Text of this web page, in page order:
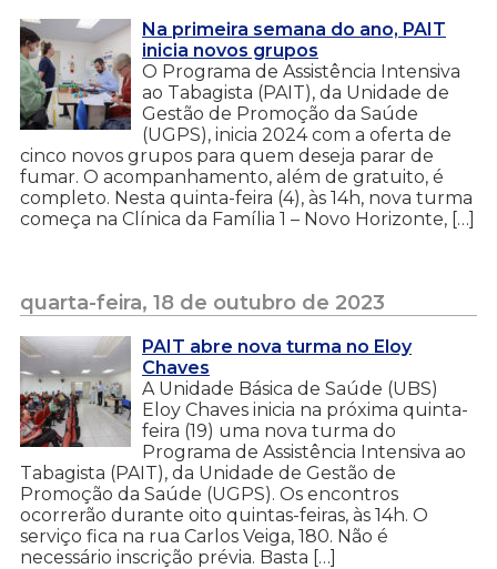
Na primeira semana do ano, PAIT
inicia novos grupos
O Programa de Assistência Intensiva
ao Tabagista (PAIT), da Unidade de
Gestão de Promoção da Saúde
(UGPS), inicia 2024 com a oferta de
cinco novos grupos para quem deseja parar de
fumar. O acompanhamento, além de gratuito, é
completo. Nesta quinta-feira (4), às 14h, nova turma
começa na Clínica da Família 1 – Novo Horizonte, […]
quarta-feira, 18 de outubro de 2023
PAIT abre nova turma no Eloy
Chaves
A Unidade Básica de Saúde (UBS)
Eloy Chaves inicia na próxima quinta-
feira (19) uma nova turma do
Programa de Assistência Intensiva ao
Tabagista (PAIT), da Unidade de Gestão de
Promoção da Saúde (UGPS). Os encontros
ocorrerão durante oito quintas-feiras, às 14h. O
serviço fica na rua Carlos Veiga, 180. Não é
necessário inscrição prévia. Basta […]